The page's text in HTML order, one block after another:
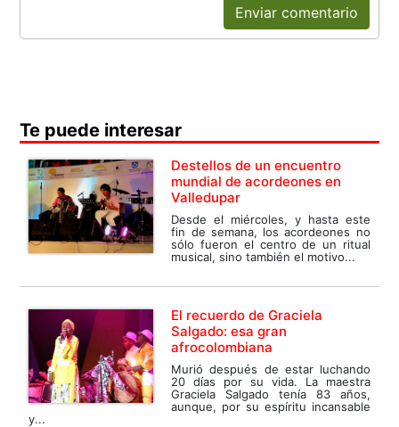
Enviar comentario
Te puede interesar
Destellos de un encuentro
mundial de acordeones en
Valledupar
Desde el miércoles, y hasta este
fin de semana, los acordeones no
sólo fueron el centro de un ritual
musical, sino también el motivo...
El recuerdo de Graciela
Salgado: esa gran
afrocolombiana
Murió después de estar luchando
20 días por su vida. La maestra
Graciela Salgado tenía 83 años,
aunque, por su espíritu incansable
y...